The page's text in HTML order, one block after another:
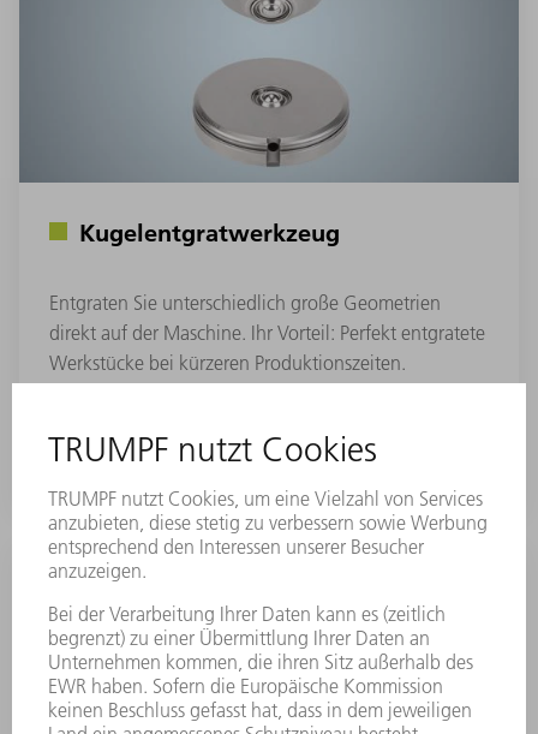
Kugelentgratwerkzeug
Entgraten Sie unterschiedlich große Geometrien
direkt auf der Maschine. Ihr Vorteil: Perfekt entgratete
Werkstücke bei kürzeren Produktionszeiten.
ZUM PRODUKT